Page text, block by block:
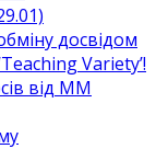
досвідом
Variety’!
від MM